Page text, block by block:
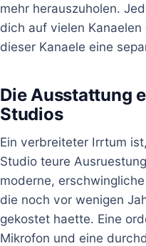
mehr herauszuholen.
dich auf vielen
dieser Kanaele eine
Die Ausstattung
Studios
Ein verbreiteter Irrtum
Studio teure
moderne,
die noch vor wenigen
gekostet haette. Eine
Mikrofon und eine